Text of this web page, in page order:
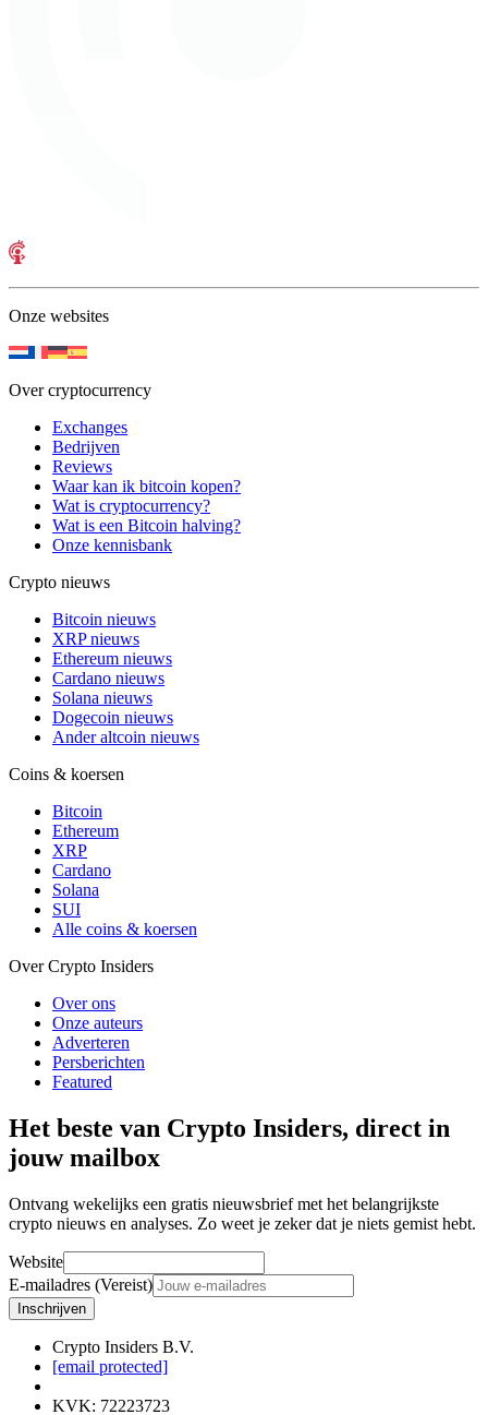
Onze websites
Over cryptocurrency
Exchanges
Bedrijven
Reviews
Waar kan ik bitcoin kopen?
Wat is cryptocurrency?
Wat is een Bitcoin halving?
Onze kennisbank
Crypto nieuws
Bitcoin nieuws
XRP nieuws
Ethereum nieuws
Cardano nieuws
Solana nieuws
Dogecoin nieuws
Ander altcoin nieuws
Coins & koersen
Bitcoin
Ethereum
XRP
Cardano
Solana
SUI
Alle coins & koersen
Over Crypto Insiders
Over ons
Onze auteurs
Adverteren
Persberichten
Featured
Het beste van Crypto Insiders, direct in
jouw mailbox
Ontvang wekelijks een gratis nieuwsbrief met het belangrijkste
crypto nieuws en analyses. Zo weet je zeker dat je niets gemist hebt.
Website
E-mailadres (Vereist)
Inschrijven
Crypto Insiders B.V.
[email protected]
KVK: 72223723